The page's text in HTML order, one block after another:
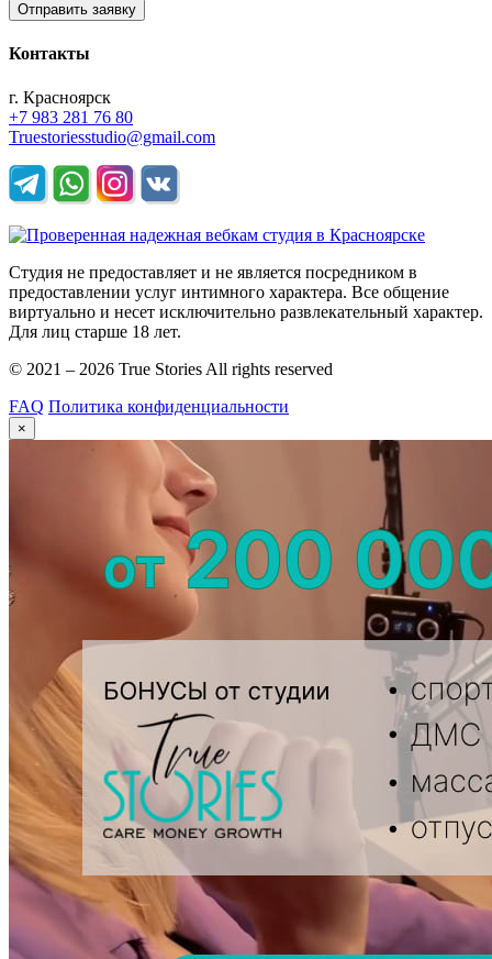
Отправить заявку
Контакты
г. Красноярск
+7 983 281 76 80
Truestoriesstudio@gmail.com
Студия не предоставляет и не является посредником в
предоставлении услуг интимного характера. Все общение
виртуально и несет исключительно развлекательный характер.
Для лиц старше 18 лет.
© ️2021 – 2026 True Stories All rights reserved
FAQ Политика конфиденциальности
×